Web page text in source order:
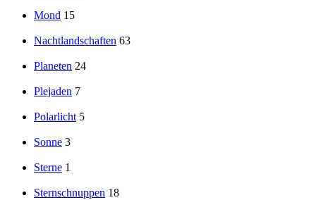
Mond 15
Nachtlandschaften 63
Planeten 24
Plejaden 7
Polarlicht 5
Sonne 3
Sterne 1
Sternschnuppen 18